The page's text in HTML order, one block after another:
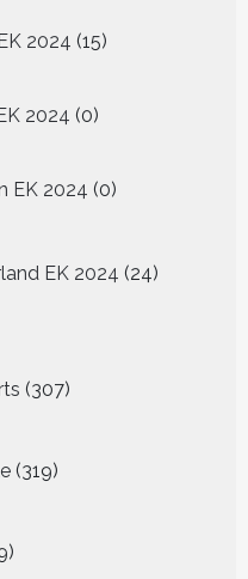
2024 15
producten
2024 00
EK 2024 0
producten
EK 2024 24
producten
307
producten
319
319
producten
producten